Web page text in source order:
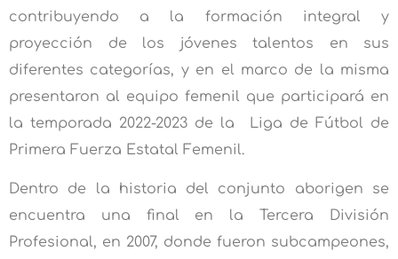
contribuyendo a la formación integral y
proyección de los jóvenes talentos en sus
diferentes categorías, y en el marco de la misma
presentaron al equipo femenil que participará en
la temporada 2022-2023 de la Liga de Fútbol de
Primera Fuerza Estatal Femenil.
Dentro de la historia del conjunto aborigen se
encuentra una final en la Tercera División
Profesional, en 2007, donde fueron subcampeones,